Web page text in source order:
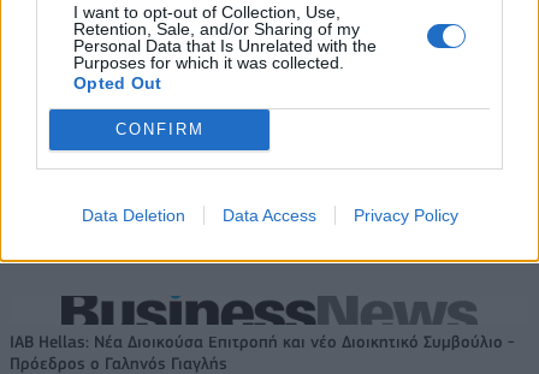
I want to opt-out of Collection, Use,
Retention, Sale, and/or Sharing of my
Personal Data that Is Unrelated with the
Purposes for which it was collected.
Opted Out
CONFIRM
Data Deletion Data Access Privacy Policy
Cenergy Holdings: Άνοδος 45% στα καθαρά κέρδη του α΄ εξαμήνου,
στα 138 εκατ. ευρώ
Παπουτσάνης: Καθαρά κέρδη
3,4 εκατ. ευρώ στο α΄ εξάμηνο
IAB Hellas: Νέα Διοικούσα Επιτροπή και νέο Διοικητικό Συμβούλιο -
Πρόεδρος ο Γαληνός Γιαγλής